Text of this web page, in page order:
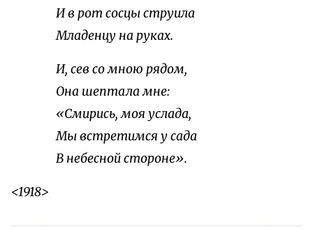
И в рот сосцы струила
Младенцу на руках.
И, сев со мною рядом,
Она шептала мне:
«Смирись, моя услада,
Мы встретимся у сада
В небесной стороне».
<1918>